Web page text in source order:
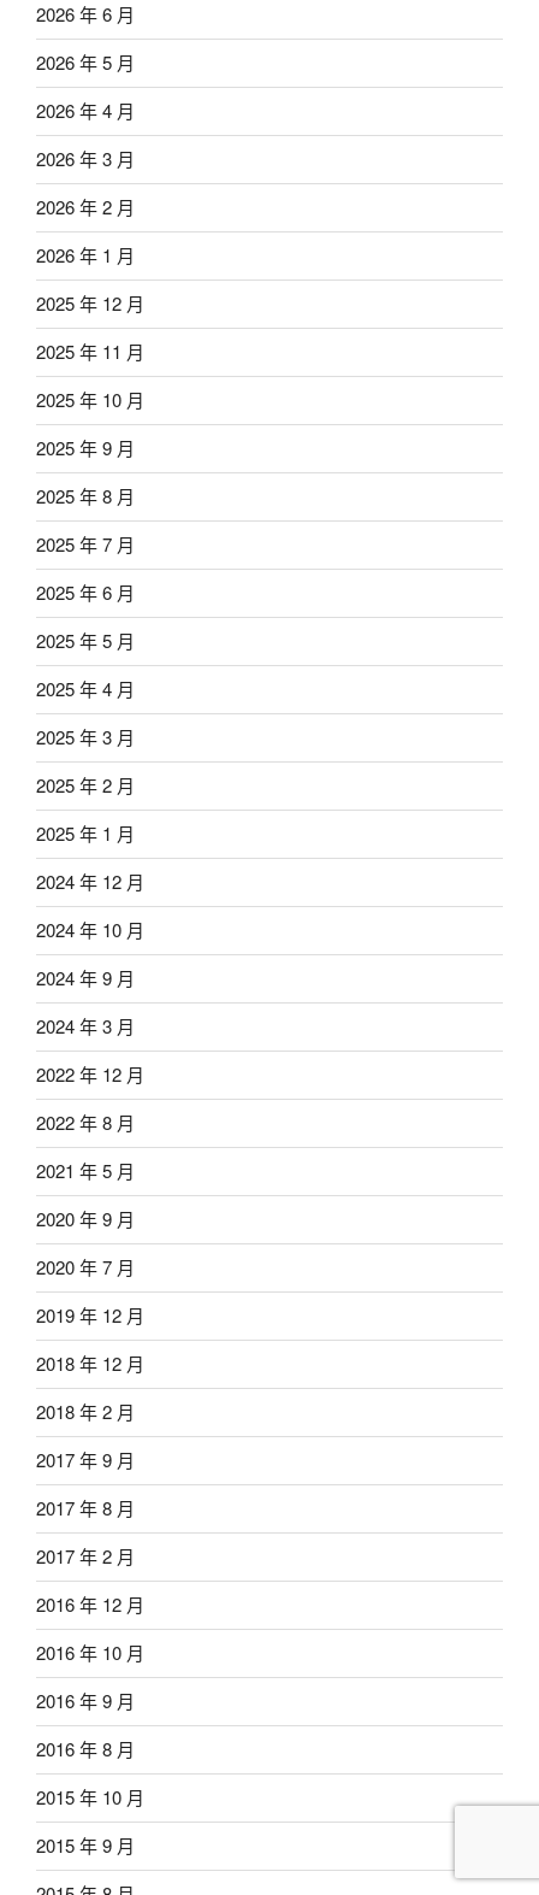
2026 年 6 月
2026 年 5 月
2026 年 4 月
2026 年 3 月
2026 年 2 月
2026 年 1 月
2025 年 12 月
2025 年 11 月
2025 年 10 月
2025 年 9 月
2025 年 8 月
2025 年 7 月
2025 年 6 月
2025 年 5 月
2025 年 4 月
2025 年 3 月
2025 年 2 月
2025 年 1 月
2024 年 12 月
2024 年 10 月
2024 年 9 月
2024 年 3 月
2022 年 12 月
2022 年 8 月
2021 年 5 月
2020 年 9 月
2020 年 7 月
2019 年 12 月
2018 年 12 月
2018 年 2 月
2017 年 9 月
2017 年 8 月
2017 年 2 月
2016 年 12 月
2016 年 10 月
2016 年 9 月
2016 年 8 月
2015 年 10 月
2015 年 9 月